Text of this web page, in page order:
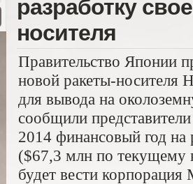
разработку
носителя
Правительство Японии
новой ракеты-носителя
для вывода на
сообщили
2014 финансовый год на
($67,3 млн по текущему
будет вести